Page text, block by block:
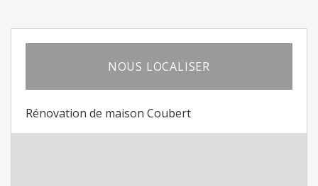
NOUS LOCALISER
Rénovation de maison Coubert